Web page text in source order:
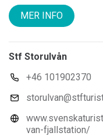
MER INFO
Stf Storulvån
+46 101902370
van-fjallstation/